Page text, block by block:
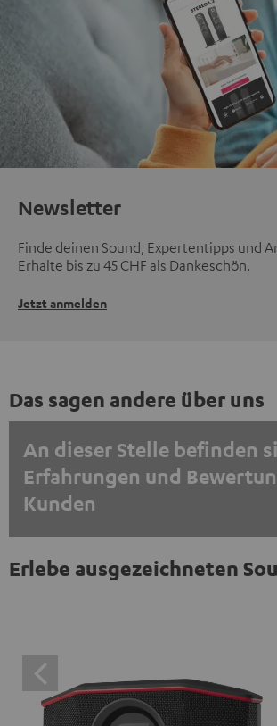
Newsletter
Finde deinen Sound, Expertentipps und
Erhalte bis zu 45 CHF als Dankeschön.
Jetzt anmelden
Das sagen andere über uns
An dieser Stelle befinden
Erfahrungen und
Kunden
EINMALIG ZUSTIMMEN UND
werden. Mit dem Anklicken des Inhalts
dass externe Inhalte angezeigt werden.
Erlebe ausgezeichneten